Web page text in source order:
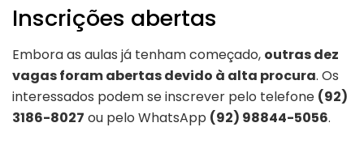
Inscrições abertas
Embora as aulas já tenham começado, outras dez
vagas foram abertas devido à alta procura. Os
interessados podem se inscrever pelo telefone (92)
3186-8027 ou pelo WhatsApp (92) 98844-5056.